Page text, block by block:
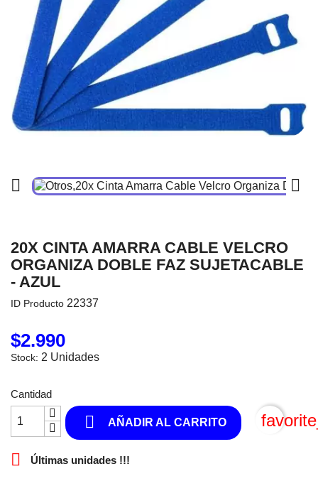
 
20X CINTA AMARRA CABLE VELCRO
ORGANIZA DOBLE FAZ SUJETACABLE
- AZUL
ID Producto 22337
$2.990
Stock: 2 Unidades
Cantidad
 AÑADIR AL CARRITO
 Últimas unidades !!!